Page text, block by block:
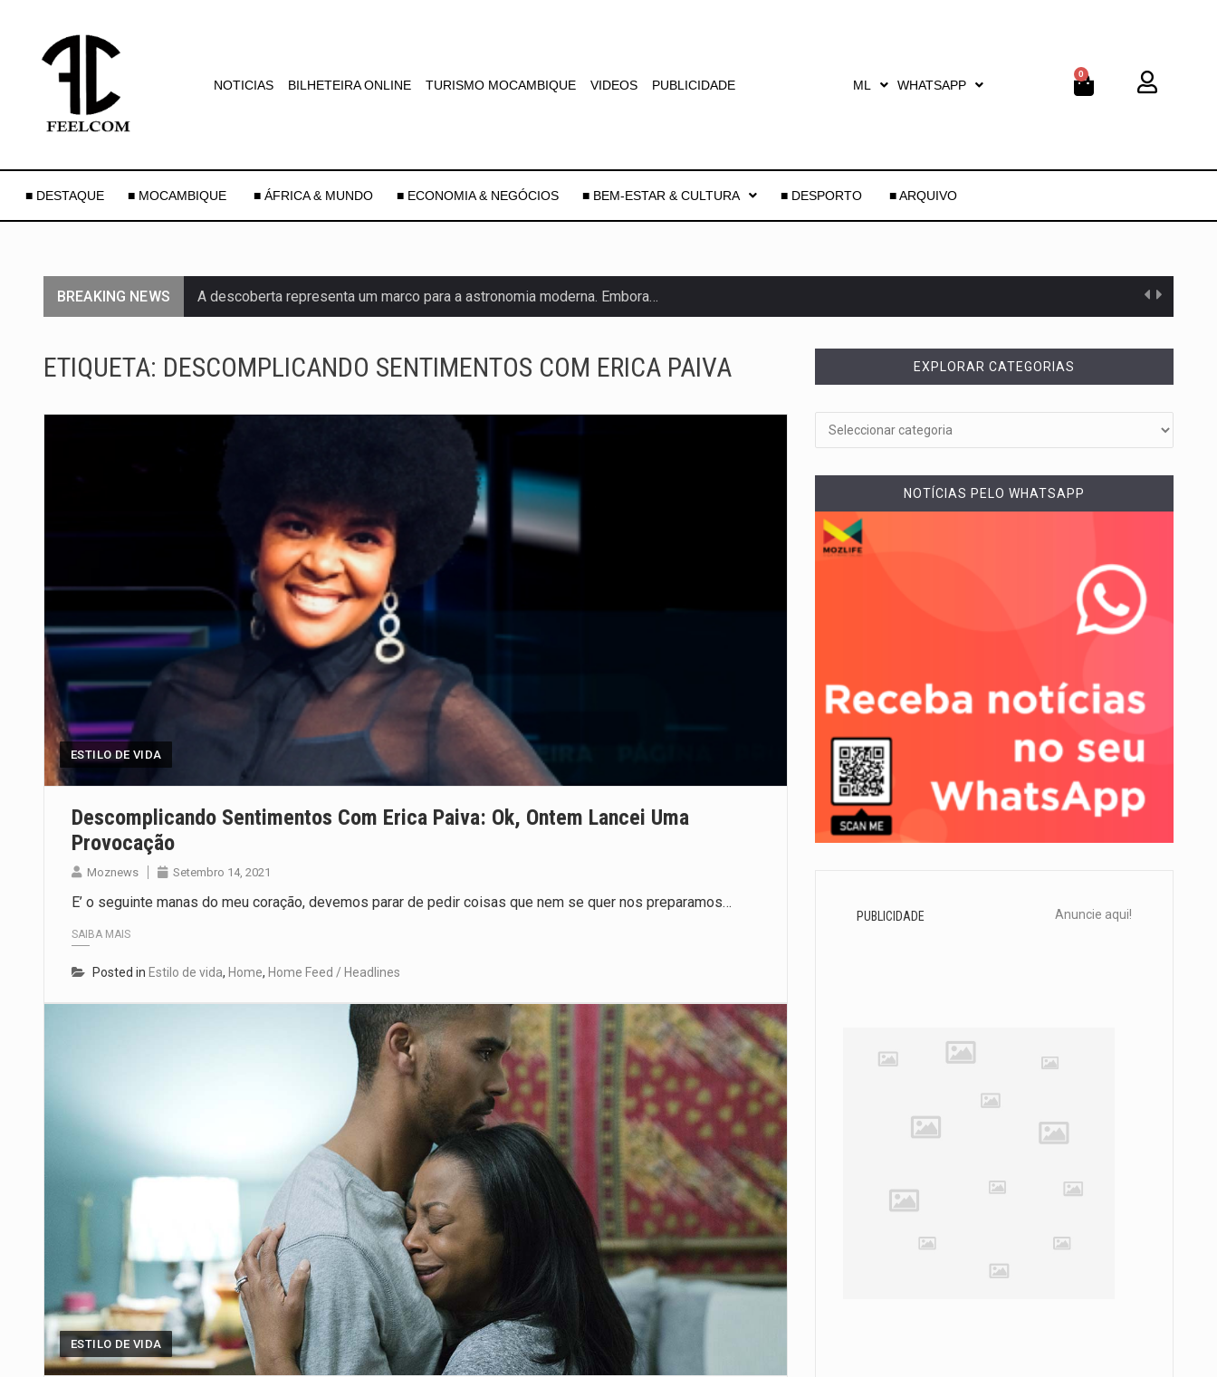
NOTICIAS BILHETEIRA ONLINE TURISMO MOCAMBIQUE VIDEOS PUBLICIDADE ML WHATSAPP
0
■ DESTAQUE ■ MOCAMBIQUE ■ ÁFRICA & MUNDO ■ ECONOMIA & NEGÓCIOS ■ BEM-ESTAR & CULTURA ■ DESPORTO ■ ARQUIVO
BREAKING NEWS Segundo as autoridades canadianas, mais de 200 incêndios florestais continuam…
Um dos casos mais graves envolveu a residência de Sam…
A cidade de Bunia, capital da província de Ituri, tornou-se…
O pagamento marca o desfecho de um dos processos mais…
O programa, cuja implementação está prevista entre abril de 2026…
A nova legislação estabelece um prazo de 180 dias para…
O Departamento de Estado norte-americano confirmou que cidadãos dos Estados…
A final coloca frente a frente duas equipas que chegaram…
ETIQUETA: DESCOMPLICANDO SENTIMENTOS COM ERICA PAIVA
ESTILO DE VIDA
Descomplicando Sentimentos Com Erica Paiva: Ok, Ontem Lancei Uma
Provocação
Moznews Setembro 14, 2021
E’ o seguinte manas do meu coração, devemos parar de pedir coisas que nem se quer nos preparamos…
SAIBA MAIS
Posted in Estilo de vida, Home, Home Feed / Headlines
ESTILO DE VIDA
EXPLORAR CATEGORIAS
NOTÍCIAS PELO WHATSAPP
PUBLICIDADE Anuncie aqui!